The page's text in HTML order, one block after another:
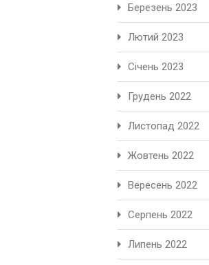
Березень 2023
Лютий 2023
Січень 2023
Грудень 2022
Листопад 2022
Жовтень 2022
Вересень 2022
Серпень 2022
Липень 2022